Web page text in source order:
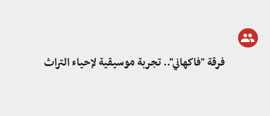
فرقة "فاكهاني".. تجربة موسيقية لإحياء التراث